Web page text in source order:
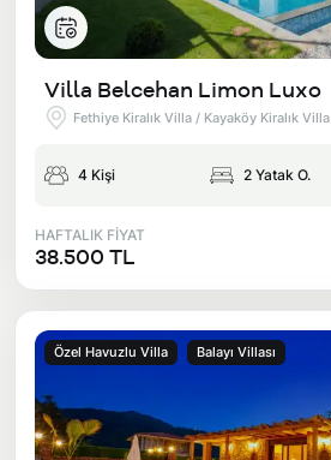
Villa Belcehan Limon Luxo
Fethiye Kiralık Villa / Kayaköy Kiralık Villa
4 Kişi 2 Yatak O.
HAFTALIK FİYAT
38.500 TL
Özel Havuzlu Villa Balayı Villası